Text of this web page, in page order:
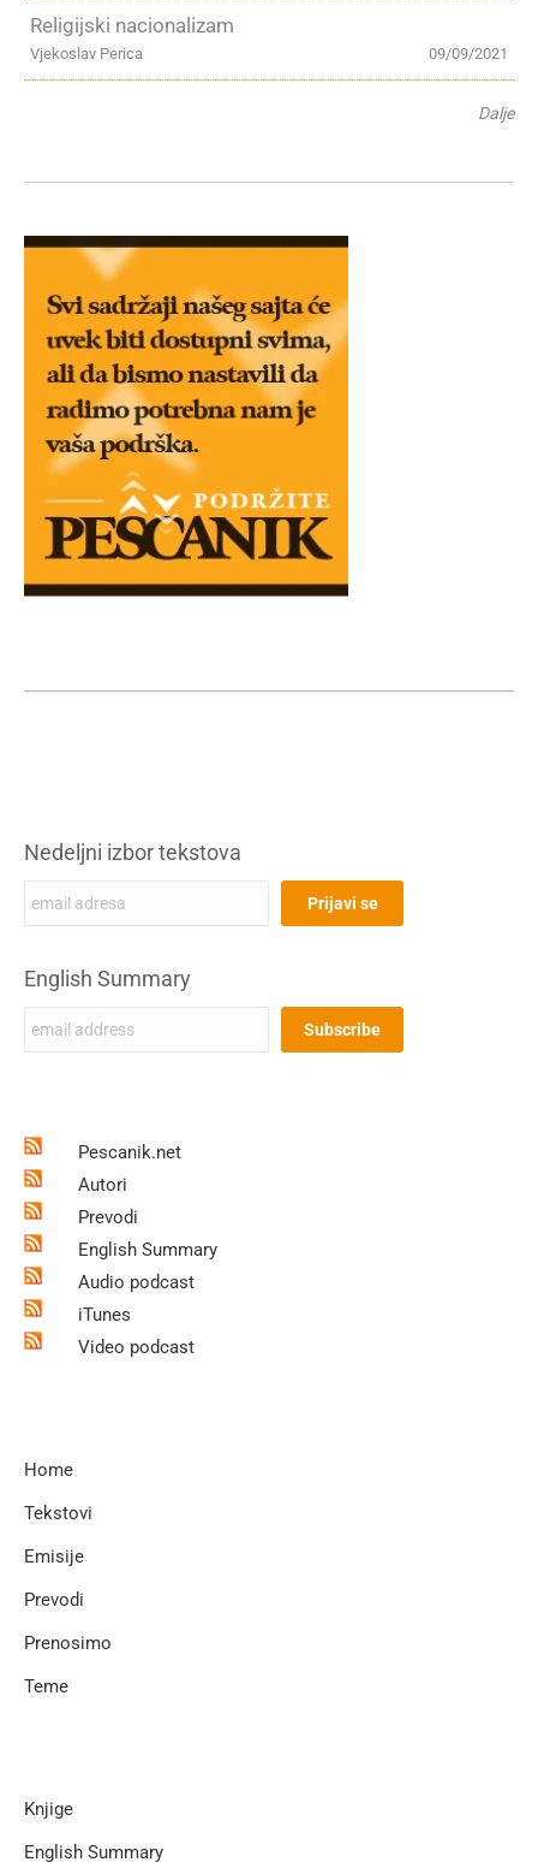
Religijski nacionalizam
09/09/2021
Vjekoslav Perica
Dalje
Nedeljni izbor tekstova
English Summary
Pescanik.net
Autori
Prevodi
English Summary
Audio podcast
iTunes
Video podcast
Home
Tekstovi
Emisije
Prevodi
Prenosimo
Teme
Knjige
English Summary